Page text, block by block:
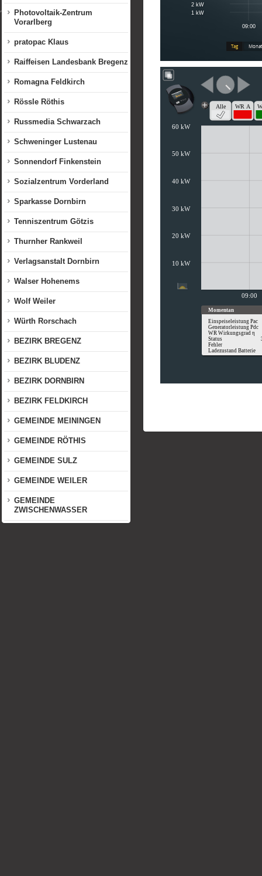
Photovoltaik-Zentrum
Vorarlberg
pratopac Klaus
Raiffeisen Landesbank Bregenz
Romagna Feldkirch
Rössle Röthis
Russmedia Schwarzach
Schweninger Lustenau
Sonnendorf Finkenstein
Sozialzentrum Vorderland
Sparkasse Dornbirn
Tenniszentrum Götzis
Thurnher Rankweil
Verlagsanstalt Dornbirn
Walser Hohenems
Wolf Weiler
Würth Rorschach
BEZIRK BREGENZ
BEZIRK BLUDENZ
BEZIRK DORNBIRN
BEZIRK FELDKIRCH
GEMEINDE MEININGEN
GEMEINDE RÖTHIS
GEMEINDE SULZ
GEMEINDE WEILER
GEMEINDE
ZWISCHENWASSER